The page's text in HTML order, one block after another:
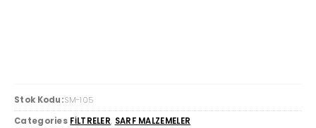
Stok Kodu:SM-105
Categories FİLTRELER, SARF MALZEMELER